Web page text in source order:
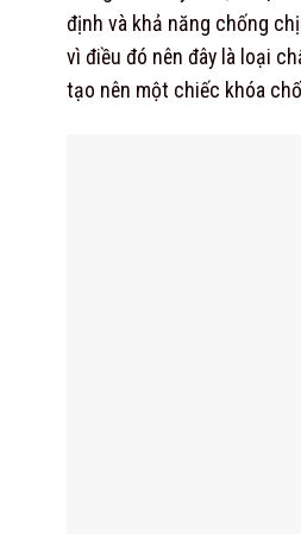
định và khả năng chống
vì điều đó nên đây là loại
tạo nên một chiếc khóa